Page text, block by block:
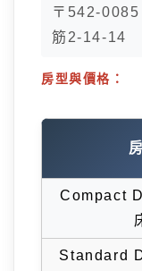
〒542-0085
筋2-14-14
房型與價格：
Compact
Standard